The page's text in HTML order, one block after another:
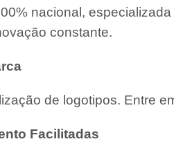
nacional,
constante.
de logotipos. Entre
Facilitadas